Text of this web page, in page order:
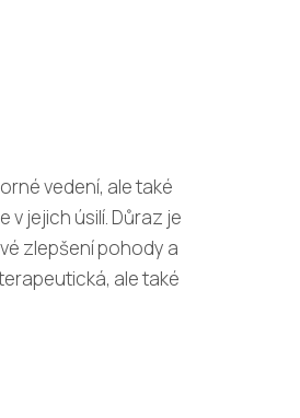
vedení, ale také
v jejich úsilí. Důraz je
zlepšení pohody a
ale také